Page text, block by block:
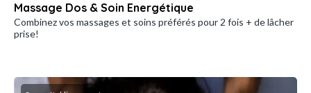
Massage Dos & Soin Energétique
Combinez vos massages et soins préférés pour 2 fois + de lâcher
prise!